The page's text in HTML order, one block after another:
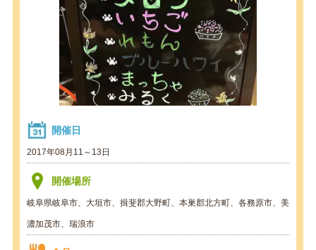
開催日
2017年08月11～13日
開催場所
岐阜県岐阜市、大垣市、揖斐郡大野町、本巣郡北方町、各務原市、美
濃加茂市、瑞浪市